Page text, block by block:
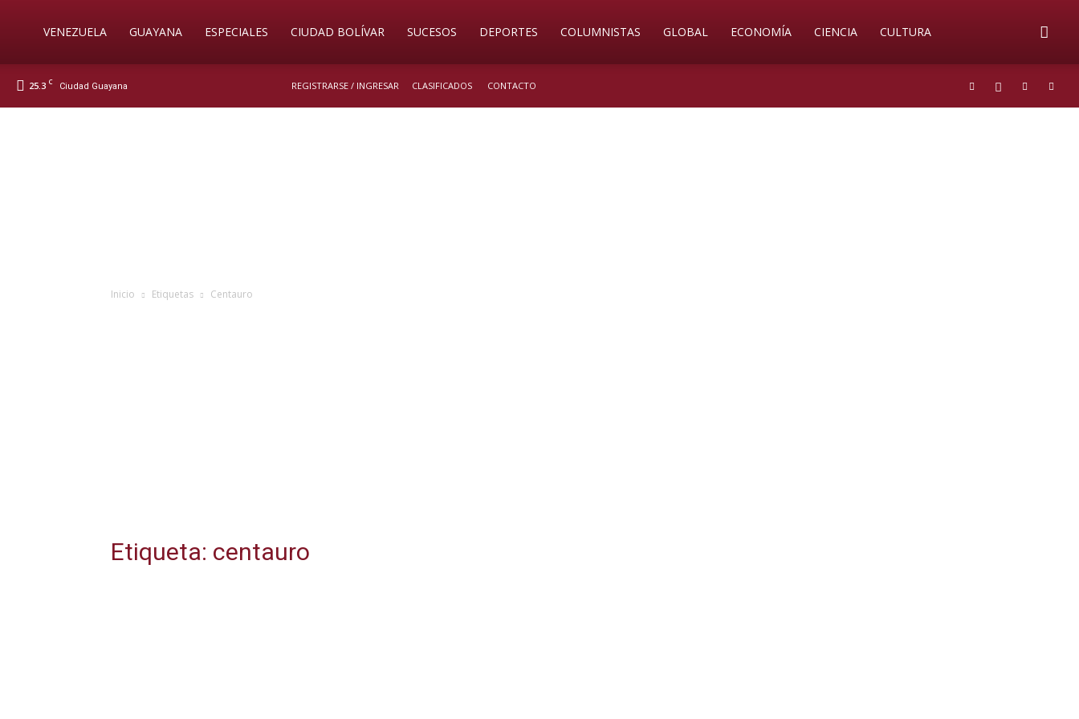
SoyVENEZUELA GUAYANA ESPECIALES CIUDAD BOLÍVAR SUCESOS DEPORTES COLUMNISTAS GLOBAL ECONOMÍA CIENCIA CULTURA
25.3 C Ciudad Guayana REGISTRARSE / INGRESAR CLASIFICADOS CONTACTO
Inicio Etiquetas Centauro
Etiqueta: centauro